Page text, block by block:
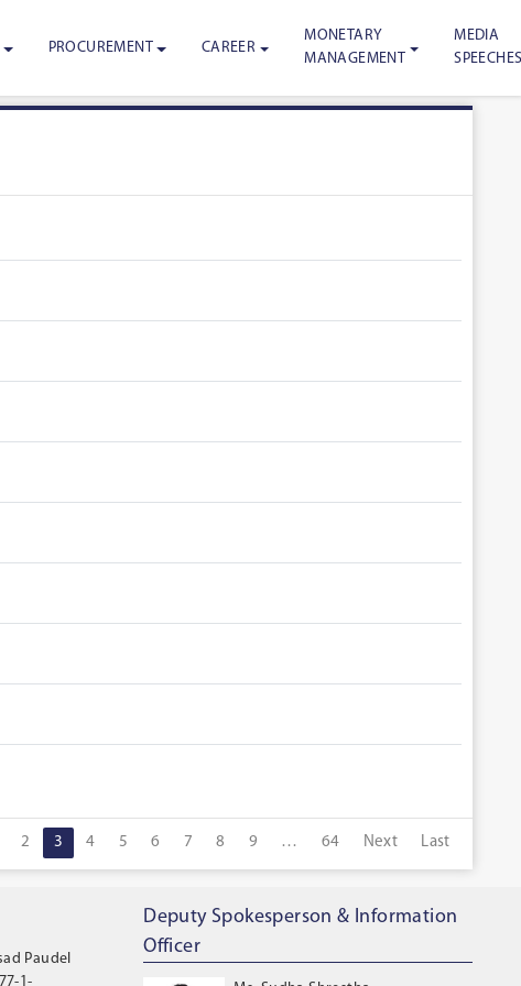
PROCUREMENT CAREER
MONETARY
MANAGEMENT
MEDIA
2 3 4 5 6 7 8 9 … 64 Next Last
Paudel
1-
Deputy Spokesperson & Information
Officer